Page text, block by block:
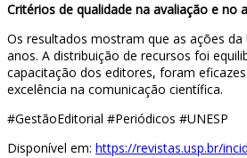
Critérios de qualidade na avaliação e no
Os resultados mostram que as ações
anos. A distribuição de recursos foi
capacitação dos editores, foram
excelência na comunicação científica.
#GestãoEditorial #Periódicos #UNESP
Disponível em: https://revistas.usp.br/